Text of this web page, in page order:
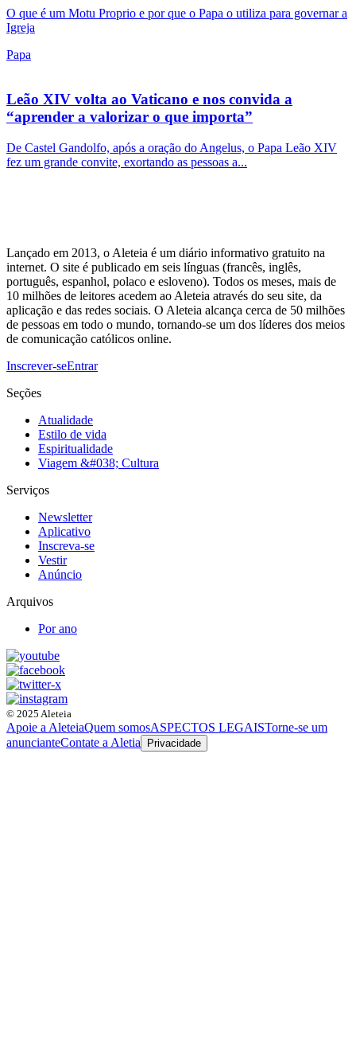
O que é um Motu Proprio e por que o Papa o utiliza para governar a
Igreja
Papa
Leão XIV volta ao Vaticano e nos convida a
“aprender a valorizar o que importa”
De Castel Gandolfo, após a oração do Angelus, o Papa Leão XIV
fez um grande convite, exortando as pessoas a...
Lançado em 2013, o Aleteia é um diário informativo gratuito na
internet. O site é publicado em seis línguas (francês, inglês,
português, espanhol, polaco e esloveno). Todos os meses, mais de
10 milhões de leitores acedem ao Aleteia através do seu site, da
aplicação e das redes sociais. O Aleteia alcança cerca de 50 milhões
de pessoas em todo o mundo, tornando-se um dos líderes dos meios
de comunicação católicos online.
Inscrever-seEntrar
Seções
Atualidade
Estilo de vida
Espiritualidade
Viagem &#038; Cultura
Serviços
Newsletter
Aplicativo
Inscreva-se
Vestir
Anúncio
Arquivos
Por ano
© 2025 Aleteia
Apoie a AleteiaQuem somosASPECTOS LEGAISTorne-se um
anuncianteContate a Aletia Privacidade